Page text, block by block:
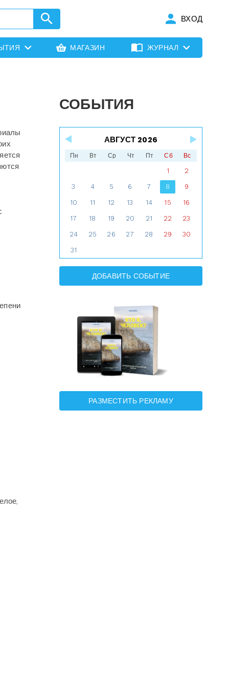
ВХОД
МАГАЗИН ЖУРНАЛ
СОБЫТИЯ
АВГУСТ 2026
Пн Вт Ср Чт Пт Сб Вс
1 2
3 4 5 6 7 8 9
10 11 12 13 14 15 16
17 18 19 20 21 22 23
24 25 26 27 28 29 30
31
ДОБАВИТЬ СОБЫТИЕ
РАЗМЕСТИТЬ РЕКЛАМУ